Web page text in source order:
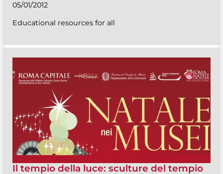
05/01/2012
Educational resources for all
Il tempio della luce: sculture del tempio